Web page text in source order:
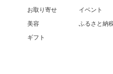
お取り寄せ
美容
ギフト
イベント
ふるさと納